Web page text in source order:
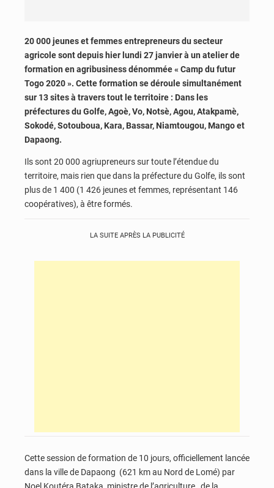
20 000 jeunes et femmes entrepreneurs du secteur
agricole sont depuis hier lundi 27 janvier à un atelier de
formation en agribusiness dénommée « Camp du futur
Togo 2020 ». Cette formation se déroule simultanément
sur 13 sites à travers tout le territoire : Dans les
préfectures du Golfe, Agoè, Vo, Notsè, Agou, Atakpamè,
Sokodé, Sotouboua, Kara, Bassar, Niamtougou, Mango et
Dapaong.
Ils sont 20 000 agriupreneurs sur toute l’étendue du
territoire, mais rien que dans la préfecture du Golfe, ils sont
plus de 1 400 (1 426 jeunes et femmes, représentant 146
coopératives), à être formés.
LA SUITE APRÈS LA PUBLICITÉ
Cette session de formation de 10 jours, officiellement lancée
dans la ville de Dapaong (621 km au Nord de Lomé) par